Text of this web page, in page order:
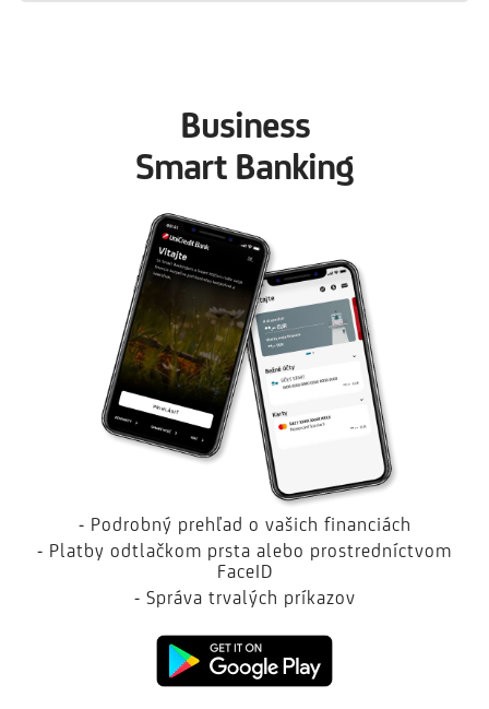
Business
Smart Banking
- Podrobný prehľad o vašich financiách
- Platby odtlačkom prsta alebo prostredníctvom
FaceID
- Správa trvalých príkazov
Google